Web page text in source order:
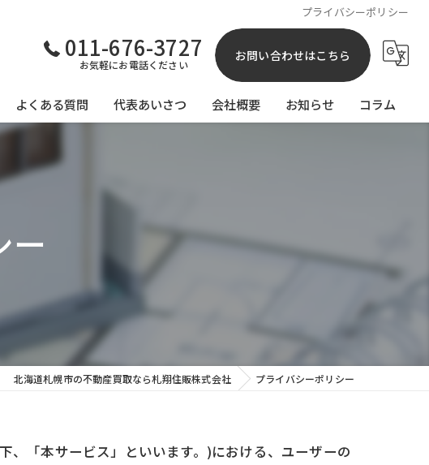
プライバシーポリシー
011-676-3727
お気軽にお電話ください
お問い合わせはこちら
よくある質問 代表あいさつ 会社概要 お知らせ コラム
ー
北海道札幌市の不動産買取なら札翔住販株式会社 プライバシーポリシー
「本サービス」といいます。)における、ユーザーの